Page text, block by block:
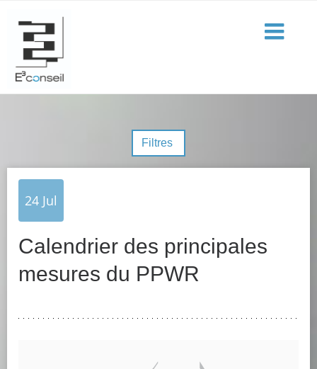
24 Jul
Calendrier des principales
mesures du PPWR
Filtres